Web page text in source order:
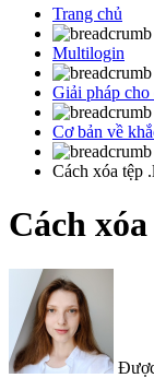
Trang chủ
Multilogin
Giải pháp cho
Cơ bản về
Cách xóa tệp
Cách